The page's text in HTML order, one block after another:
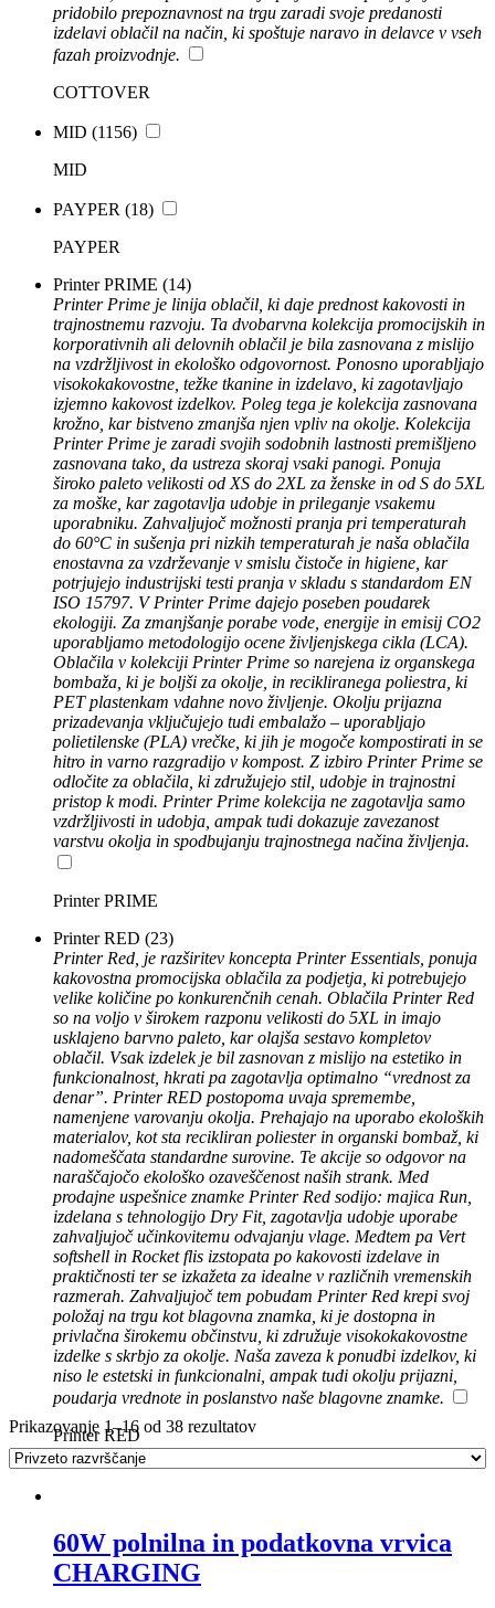
pridobilo prepoznavnost na trgu zaradi svoje predanosti
izdelavi oblačil na način, ki spoštuje naravo in delavce v vseh
fazah proizvodnje.
COTTOVER
MID (1156)
MID
PAYPER (18)
PAYPER
Printer PRIME (14)
Printer Prime je linija oblačil, ki daje prednost kakovosti in
trajnostnemu razvoju. Ta dvobarvna kolekcija promocijskih in
korporativnih ali delovnih oblačil je bila zasnovana z mislijo
na vzdržljivost in ekološko odgovornost. Ponosno uporabljajo
visokokakovostne, težke tkanine in izdelavo, ki zagotavljajo
izjemno kakovost izdelkov. Poleg tega je kolekcija zasnovana
krožno, kar bistveno zmanjša njen vpliv na okolje. Kolekcija
Printer Prime je zaradi svojih sodobnih lastnosti premišljeno
zasnovana tako, da ustreza skoraj vsaki panogi. Ponuja
široko paleto velikosti od XS do 2XL za ženske in od S do 5XL
za moške, kar zagotavlja udobje in prileganje vsakemu
uporabniku. Zahvaljujoč možnosti pranja pri temperaturah
do 60°C in sušenja pri nizkih temperaturah je naša oblačila
enostavna za vzdrževanje v smislu čistoče in higiene, kar
potrjujejo industrijski testi pranja v skladu s standardom EN
ISO 15797. V Printer Prime dajejo poseben poudarek
ekologiji. Za zmanjšanje porabe vode, energije in emisij CO2
uporabljamo metodologijo ocene življenjskega cikla (LCA).
Oblačila v kolekciji Printer Prime so narejena iz organskega
bombaža, ki je boljši za okolje, in recikliranega poliestra, ki
PET plastenkam vdahne novo življenje. Okolju prijazna
prizadevanja vključujejo tudi embalažo – uporabljajo
polietilenske (PLA) vrečke, ki jih je mogoče kompostirati in se
hitro in varno razgradijo v kompost. Z izbiro Printer Prime se
odločite za oblačila, ki združujejo stil, udobje in trajnostni
pristop k modi. Printer Prime kolekcija ne zagotavlja samo
vzdržljivosti in udobja, ampak tudi dokazuje zavezanost
varstvu okolja in spodbujanju trajnostnega načina življenja.
Printer PRIME
Printer RED (23)
Printer Red, je razširitev koncepta Printer Essentials, ponuja
kakovostna promocijska oblačila za podjetja, ki potrebujejo
velike količine po konkurenčnih cenah. Oblačila Printer Red
so na voljo v širokem razponu velikosti do 5XL in imajo
usklajeno barvno paleto, kar olajša sestavo kompletov
oblačil. Vsak izdelek je bil zasnovan z mislijo na estetiko in
funkcionalnost, hkrati pa zagotavlja optimalno “vrednost za
denar”. Printer RED postopoma uvaja spremembe,
namenjene varovanju okolja. Prehajajo na uporabo ekoloških
materialov, kot sta recikliran poliester in organski bombaž, ki
nadomeščata standardne surovine. Te akcije so odgovor na
naraščajočo ekološko ozaveščenost naših strank. Med
prodajne uspešnice znamke Printer Red sodijo: majica Run,
izdelana s tehnologijo Dry Fit, zagotavlja udobje uporabe
zahvaljujoč učinkovitemu odvajanju vlage. Medtem pa Vert
softshell in Rocket flis izstopata po kakovosti izdelave in
praktičnosti ter se izkažeta za idealne v različnih vremenskih
razmerah. Zahvaljujoč tem pobudam Printer Red krepi svoj
položaj na trgu kot blagovna znamka, ki je dostopna in
privlačna širokemu občinstvu, ki združuje visokokakovostne
izdelke s skrbjo za okolje. Naša zaveza k ponudbi izdelkov, ki
niso le estetski in funkcionalni, ampak tudi okolju prijazni,
poudarja vrednote in poslanstvo naše blagovne znamke.
Printer RED
Prikazovanje 1–16 od 38 rezultatov
60W polnilna in podatkovna vrvica
CHARGING